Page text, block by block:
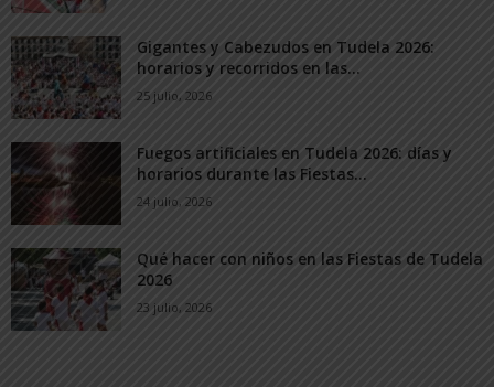
Gigantes y Cabezudos en Tudela 2026:
horarios y recorridos en las...
25 julio, 2026
Fuegos artificiales en Tudela 2026: días y
horarios durante las Fiestas...
24 julio, 2026
Qué hacer con niños en las Fiestas de Tudela
2026
23 julio, 2026